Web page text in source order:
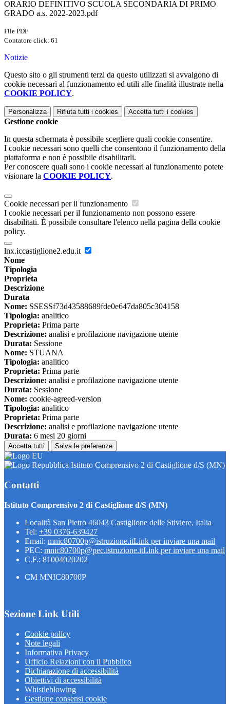
ORARIO DEFINITIVO SCUOLA SECONDARIA DI PRIMO
GRADO a.s. 2022-2023.pdf
File PDF
Contatore click: 61
Notizie
Questo sito o gli strumenti terzi da questo utilizzati si avvalgono di
cookie necessari al funzionamento ed utili alle finalità illustrate nella
COOKIE POLICY.
Personalizza Rifiuta tutti i cookies Accetta tutti i cookies
Gestione cookie
In questa schermata è possibile scegliere quali cookie consentire.
I cookie necessari sono quelli che consentono il funzionamento della
piattaforma e non è possibile disabilitarli.
Per conoscere quali sono i cookie necessari al funzionamento potete
visionare la COOKIE POLICY.
Cookie necessari per il funzionamento
I cookie necessari per il funzionamento non possono essere
disabilitati. È possibile consultare l'elenco nella pagina della cookie
policy.
lnx.iccastiglione2.edu.it
Nome
Tipologia
Proprieta
Descrizione
Durata
Nome: SSESSf73d43588689fde0e647da805c304158
Tipologia: analitico
Proprieta: Prima parte
Descrizione: analisi e profilazione navigazione utente
Durata: Sessione
Nome: STUANA
Tipologia: analitico
Proprieta: Prima parte
Descrizione: analisi e profilazione navigazione utente
Durata: Sessione
Nome: cookie-agreed-version
Tipologia: analitico
Proprieta: Prima parte
Descrizione: analisi e profilazione navigazione utente
Durata: 6 mesi 20 giorni
Accetta tutti Salva le preferenze
Istituto Comprensivo 2 di Castiglione d/S (MN)
Contatti
Istituto Comprensivo 2 di Castiglione d/S (MN)
Località San Pietro 46043 Castiglione delle Stiviere, Italia
Tel: +39 0376-639427
Email: mnic80700p@istruzione.itLink per inviare una mail
PEC: mnic80700p@pec.istruzione.itLink per inviare una mail
C.F.: 81004020202
CM MNIC80700P
Sezione Link Utili
Cookie policy
Note legali
Informativa Privacy
Ufficio Relazioni con il Pubblico
Dichiarazione di accessibilità
Obiettivi di accessibilità
Whistleblowing
Gestione consensi cookie